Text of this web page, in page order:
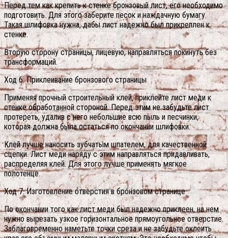
Перед тем как крепить к стенке бронзовый лист, его необходимо
подготовить. Для этого заберите песок и наждачную бумагу.
Такая шлифовка нужна, дабы лист надежно был прикреплен к
стенке.
Вторую сторону страницы, лицевую, направляться покинуть без
трансформаций.
Ход 6. Приклеивание бронзового страницы
Применяя прочный строительный клей, приклейте лист меди к
стенке обработанной стороной. Перед этим не забудьте лист
протереть, удалив с него небольшие всю пыль и песчинки,
которая должна была остаться по окончании шлифовки.
Клей лучше наносить зубчатым шпателем, для качественной
сцепки. Лист меди наряду с этим направляться придавливать,
распределяя клей.Для этого лучше применять мягкое
полотенце.
Ход 7. Изготовление отверстия в бронзовом странице
По окончании того как лист меди был надежно приклеен, на нем
нужно вырезать узкое горизонтальное прямоугольное отверстие.
Заблаговременно наметьте точки среза и не забудьте оклеить